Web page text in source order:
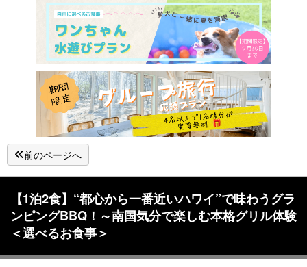
前のページへ
【1泊2食】“都心から一番近いハワイ”で味わうグラ
ンピングBBQ！～南国気分で楽しむ本格グリル体験
＜選べるお食事＞